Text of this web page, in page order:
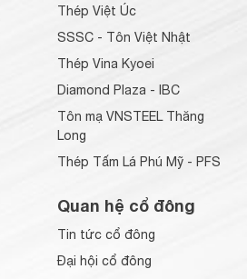
Thép Việt Úc
SSSC - Tôn Việt Nhật
Thép Vina Kyoei
Diamond Plaza - IBC
Tôn mạ VNSTEEL Thăng
Long
Thép Tấm Lá Phú Mỹ - PFS
Quan hệ cổ đông
Tin tức cổ đông
Đại hội cổ đông